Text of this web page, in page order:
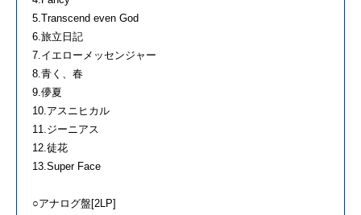
5.Transcend even God
6.旅立日記
7.イエローメッセンジャー
8.青く、春
9.儚夏
10.アスニヒカル
11.ジーニアス
12.徒花
13.Super Face
○アナログ盤[2LP]